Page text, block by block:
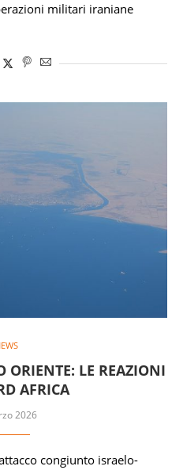
militari iraniane
ORIENTE: LE REAZIONI
AFRICA
2026
congiunto israelo-